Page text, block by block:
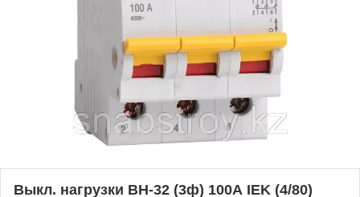
Выкл. нагрузки ВН-32 (3ф) 100А IEK (4/80)